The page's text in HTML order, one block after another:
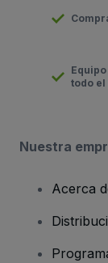
todo
Nuestra
Acerca